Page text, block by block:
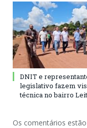
DNIT e
legislativo fazem
técnica no bairro
Os comentários